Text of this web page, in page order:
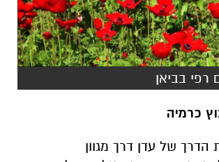
רפי בביאן
כרמיה
הדרך של עדן דרך מגוון
בעדן,
– חנות יד שנייה